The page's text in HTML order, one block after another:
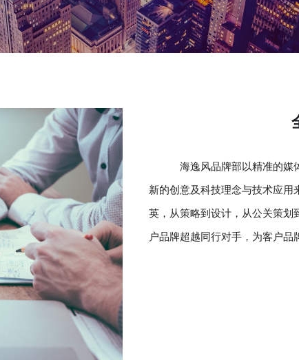
海逸风品牌部以精准的
新的创意及科技理念与技术应
英，从策略到设计，从公关策
户品牌超越同行对手，为客户品